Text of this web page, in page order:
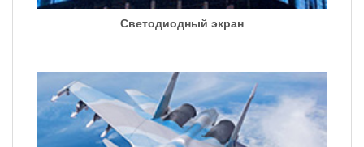
Светодиодный экран